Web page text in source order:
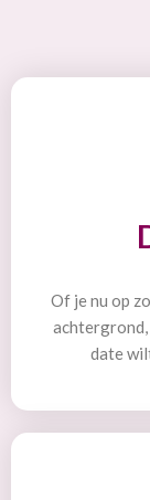
Of je nu op
date